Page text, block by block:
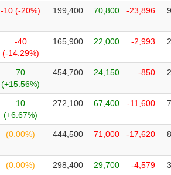
-10 (-20%) 199,400 70,800 -23,896
-40
(-14.29%)
165,900 22,000 -2,993
70
(+15.56%)
454,700 24,150 -850
10
(+6.67%)
272,100 67,400 -11,600
(0.00%) 444,500 71,000 -17,620
(0.00%) 298,400 29,700 -4,579